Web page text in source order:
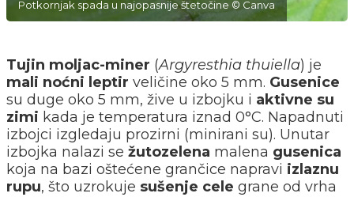
Potkornjak spada u najopasnije štetočine © Canva
Tujin moljac-miner (Argyresthia thuiella) je
mali noćni leptir veličine oko 5 mm. Gusenice
su duge oko 5 mm, žive u izbojku i aktivne su
zimi kada je temperatura iznad 0°C. Napadnuti
izbojci izgledaju prozirni (minirani su). Unutar
izbojka nalazi se žutozelena malena gusenica
koja na bazi oštećene grančice napravi izlaznu
rupu, što uzrokuje sušenje cele grane od vrha